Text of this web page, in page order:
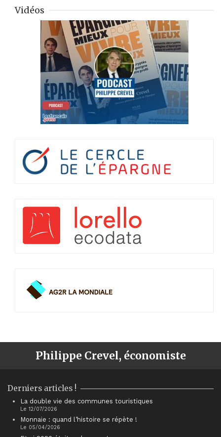
Vidéos
Philippe Crevel, économiste
Derniers articles !
La double vie des communes touristiques
Le 12/07/2026
Monnaie : quand l’histoire se répète !
Le 05/04/2026